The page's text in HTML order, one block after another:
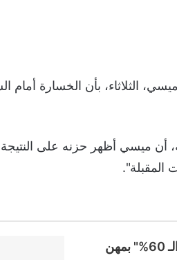
الثلاثاء، بأن الخسارة
أن ميسي أظهر حزنه على
المقبلة".
تفاصيل "توطين الـ 60%" بمهن